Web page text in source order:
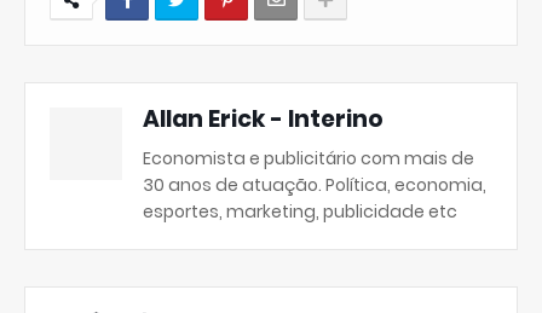
Allan Erick - Interino
Economista e publicitário com mais de
30 anos de atuação. Política, economia,
esportes, marketing, publicidade etc